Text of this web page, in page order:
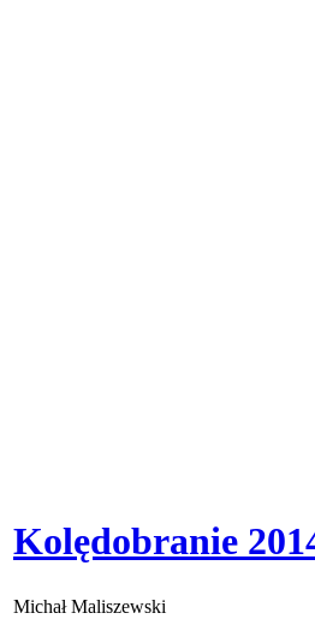
Kolędobranie
Michał Maliszewski